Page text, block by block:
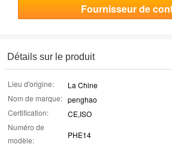
Fournisseur de
Détails sur le produit
Lieu d'origine:
La Chine
Nom de marque: penghao
Certification:
CE,ISO
Numéro de
modèle:
PHE14